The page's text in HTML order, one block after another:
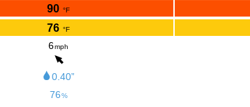
90 °F
76 °F
6mph
0.40”
76%